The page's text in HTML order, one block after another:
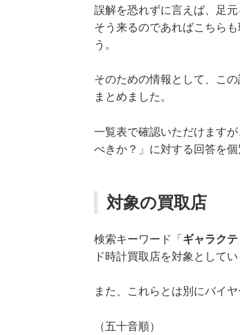
誤解を恐れずに言えば、足
そう来るのであればこちら
う。
そのための情報として、こ
まとめました。
一覧表で確認いただけます
べきか？」に対する回答を
対象の買取店
検索キーワード「 ギャラク
ド時計買取店を対象としてい
また、これらとは別にバイ
（五十音順）